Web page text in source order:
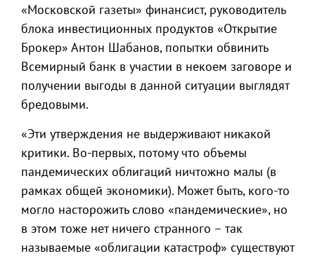
«Московской газеты» финансист, руководитель
блока инвестиционных продуктов «Открытие
Брокер» Антон Шабанов, попытки обвинить
Всемирный банк в участии в некоем заговоре и
получении выгоды в данной ситуации выглядят
бредовыми.
«Эти утверждения не выдерживают никакой
критики. Во-первых, потому что объемы
пандемических облигаций ничтожно малы (в
рамках общей экономики). Может быть, кого-то
могло насторожить слово «пандемические», но
в этом тоже нет ничего странного – так
называемые «облигации катастроф» существуют